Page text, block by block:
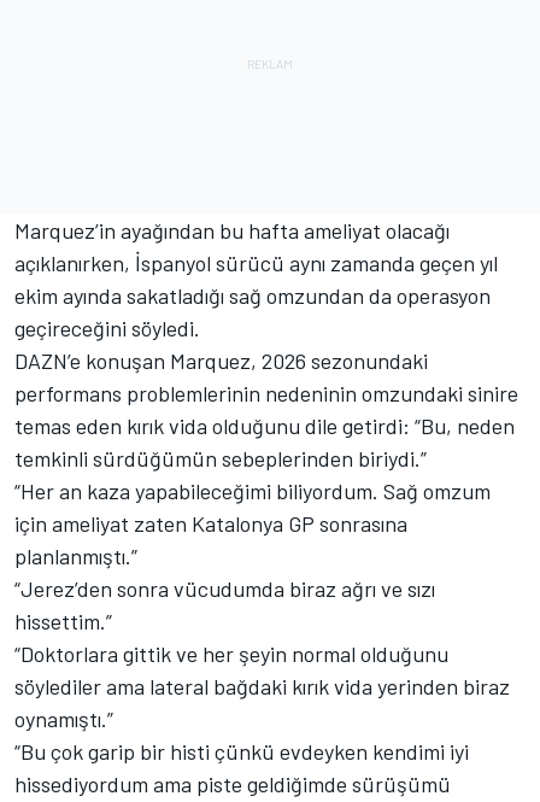
Marquez’in ayağından bu hafta ameliyat olacağı
açıklanırken, İspanyol sürücü aynı zamanda geçen yıl
ekim ayında sakatladığı sağ omzundan da operasyon
geçireceğini söyledi.
DAZN’e konuşan Marquez, 2026 sezonundaki
performans problemlerinin nedeninin omzundaki sinire
temas eden kırık vida olduğunu dile getirdi: “Bu, neden
temkinli sürdüğümün sebeplerinden biriydi.”
“Her an kaza yapabileceğimi biliyordum. Sağ omzum
için ameliyat zaten Katalonya GP sonrasına
planlanmıştı.”
“Jerez’den sonra vücudumda biraz ağrı ve sızı
hissettim.”
“Doktorlara gittik ve her şeyin normal olduğunu
söylediler ama lateral bağdaki kırık vida yerinden biraz
oynamıştı.”
“Bu çok garip bir histi çünkü evdeyken kendimi iyi
hissediyordum ama piste geldiğimde sürüşümü